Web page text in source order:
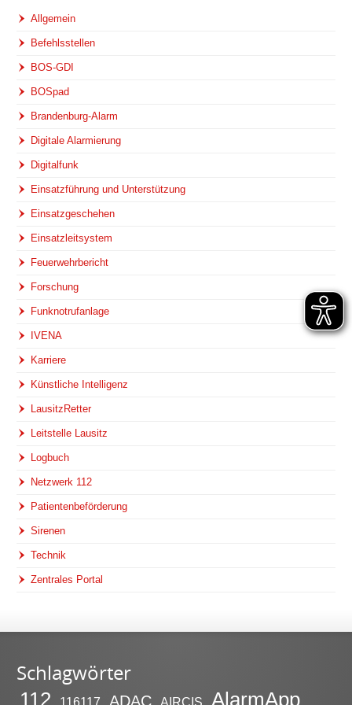
Allgemein
Befehlsstellen
BOS-GDI
BOSpad
Brandenburg-Alarm
Digitale Alarmierung
Digitalfunk
Einsatzführung und Unterstützung
Einsatzgeschehen
Einsatzleitsystem
Feuerwehrbericht
Forschung
Funknotrufanlage
IVENA
Karriere
Künstliche Intelligenz
LausitzRetter
Leitstelle Lausitz
Logbuch
Netzwerk 112
Patientenbeförderung
Sirenen
Technik
Zentrales Portal
Schlagwörter
112 116117 ADAC AIRCIS AlarmApp